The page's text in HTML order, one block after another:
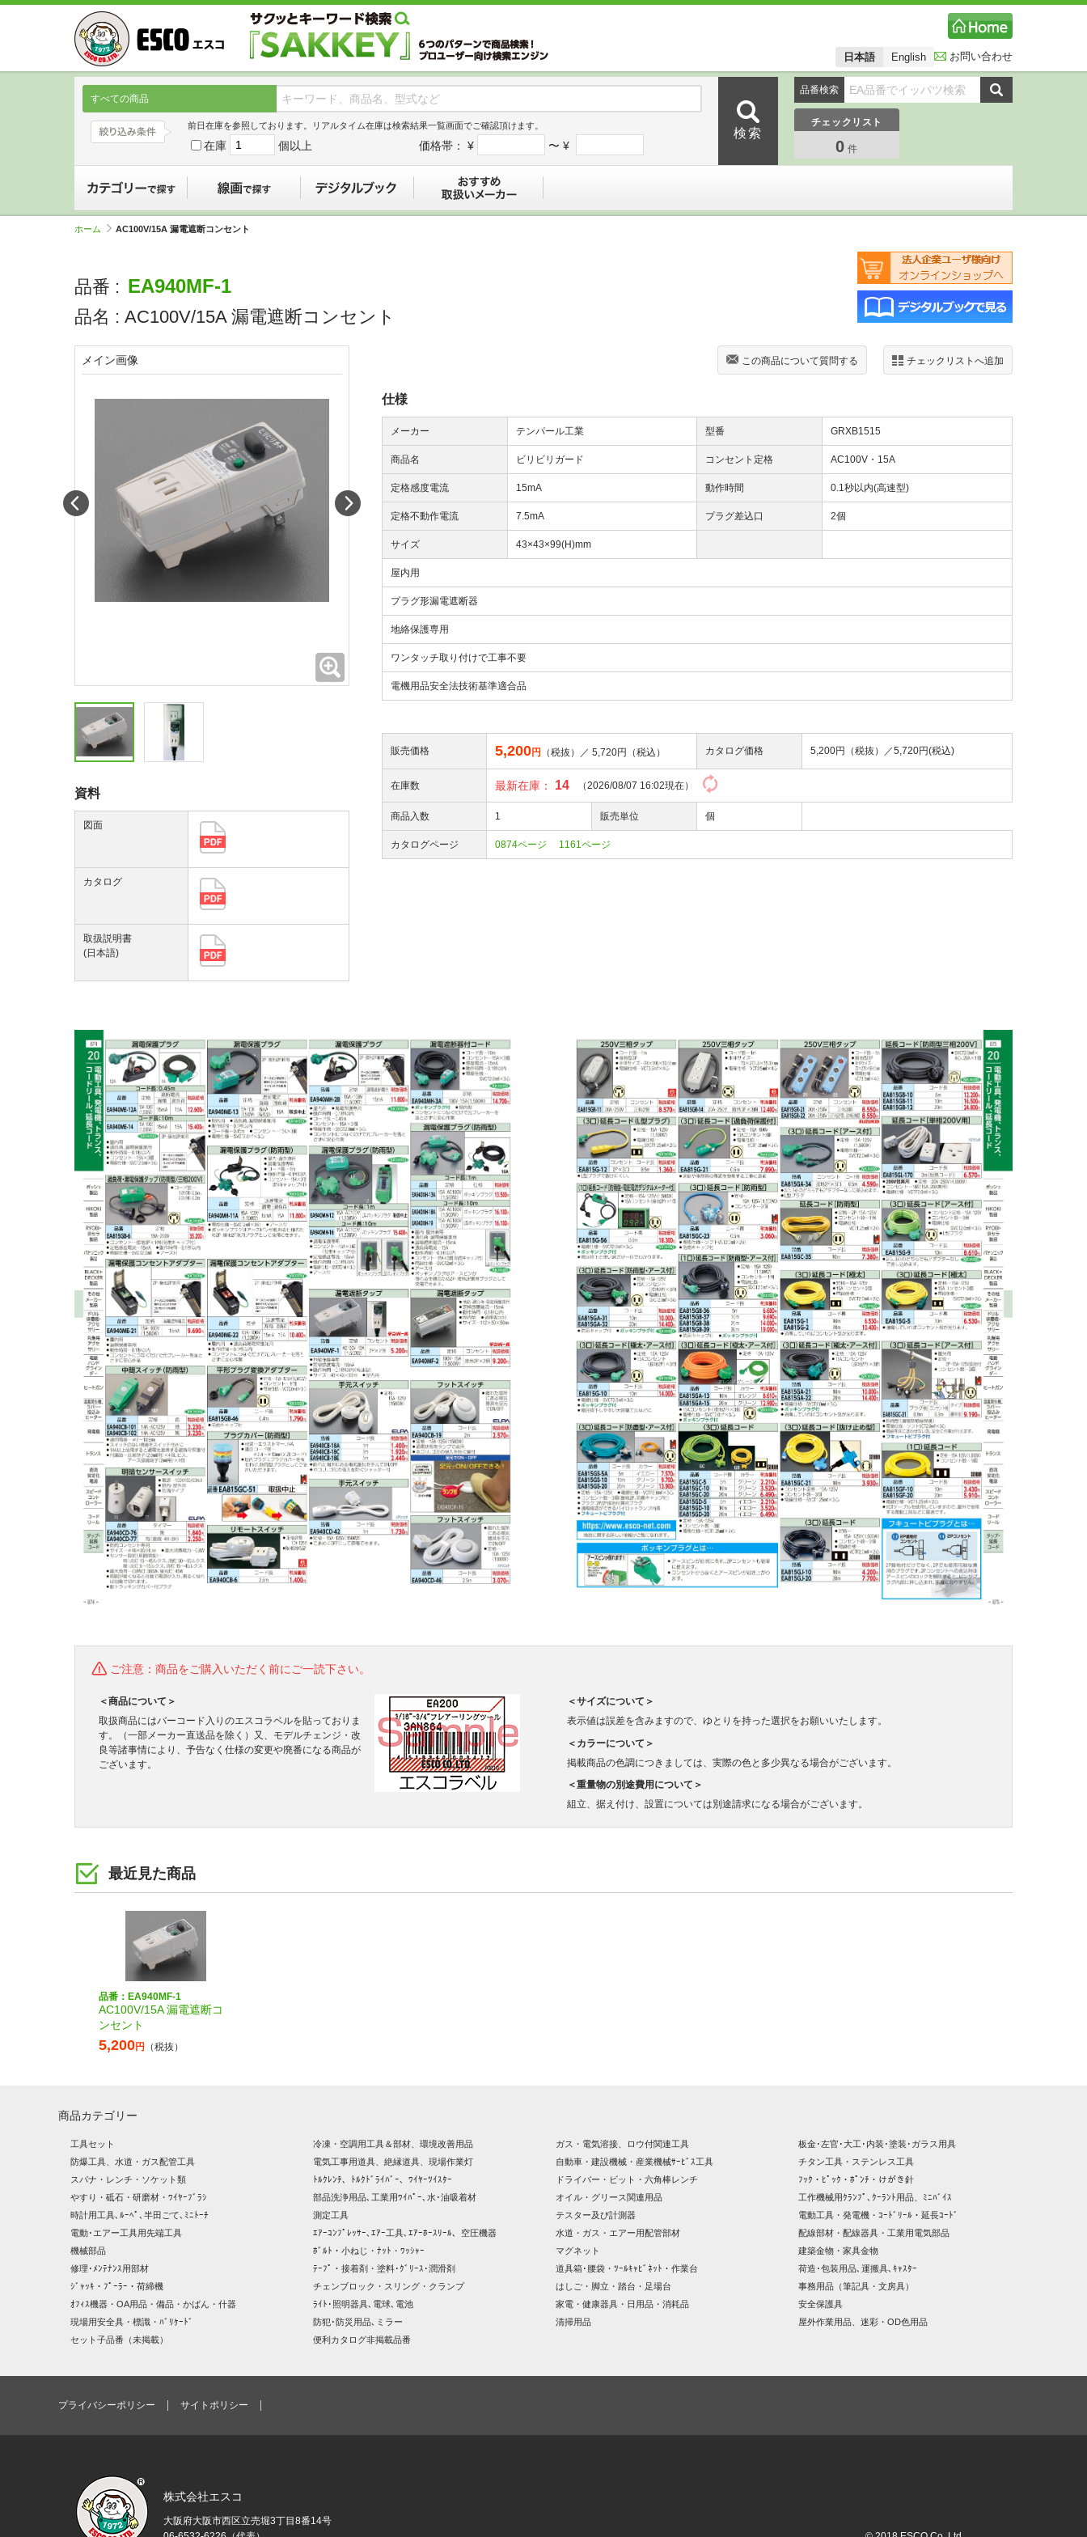
日本語 English お問い合わせ
すべての商品
前日在庫を参照しております。リアルタイム在庫は検索結果一覧画面でご確認頂けます。
在庫 個以上 価格帯： ¥ 〜 ¥
品番検索
チェックリスト
0 件
ホーム AC100V/15A 漏電遮断コンセント
品番 : EA940MF-1
品名 : AC100V/15A 漏電遮断コンセント
チェックリストへ追加
この商品について質問する
仕様
メーカー テンパール工業 型番 GRXB1515
商品名 ビリビリガード コンセント定格 AC100V・15A
定格感度電流 15mA 動作時間 0.1秒以内(高速型)
定格不動作電流 7.5mA プラグ差込口 2個
サイズ 43×43×99(H)mm
屋内用
プラグ形漏電遮断器
地絡保護専用
ワンタッチ取り付けで工事不要
電機用品安全法技術基準適合品
販売価格 5,200円 （税抜）／ 5,720円（税込） カタログ価格 5,200円（税抜）／5,720円(税込)
在庫数 最新在庫： 14 （2026/08/07 16:02現在）
商品入数 1 販売単位 個
カタログページ 0874ページ 1161ページ
メイン画像
資料
図面
カタログ
取扱説明書
(日本語)
ご注意：商品をご購入いただく前にご一読下さい。
＜商品について＞
取扱商品にはバーコード入りのエスコラベルを貼っておりま
す。（一部メーカー直送品を除く）又、モデルチェンジ・改
良等諸事情により、予告なく仕様の変更や廃番になる商品が
ございます。
＜サイズについて＞
表示値は誤差を含みますので、ゆとりを持った選択をお願いいたします。
＜カラーについて＞
掲載商品の色調につきましては、実際の色と多少異なる場合がございます。
＜重量物の別途費用について＞
組立、据え付け、設置については別途請求になる場合がございます。
最近見た商品
品番：EA940MF-1
AC100V/15A 漏電遮断コ
ンセント
5,200円 （税抜）
商品カテゴリー
工具セット 冷凍・空調用工具＆部材、環境改善用品 ガス・電気溶接、ロウ付関連工具
板金･左官･大工･内装･塗装･ガラス用具
防爆工具、水道・ガス配管工具
電気工事用道具、絶縁道具、現場作業灯 自動車・建設機械・産業機械ｻｰﾋﾞｽ工具
チタン工具・ステンレス工具
スパナ・レンチ・ソケット類
ﾄﾙｸﾚﾝﾁ、ﾄﾙｸﾄﾞﾗｲﾊﾞｰ、ﾜｲﾔｰﾂｲｽﾀｰ ドライバー・ビット・六角棒レンチ
ﾌｯｸ・ﾋﾟｯｸ・ﾎﾟﾝﾁ・けがき針
やすり・砥石・研磨材・ﾜｲﾔｰﾌﾞﾗｼ
部品洗浄用品､工業用ﾜｲﾊﾟｰ､水･油吸着材 オイル・グリース関連用品
工作機械用ｸﾗﾝﾌﾟ､ｸｰﾗﾝﾄ用品、ﾐﾆﾊﾞｲｽ
時計用工具､ﾙｰﾍﾟ､半田ごて､ﾐﾆﾄｰﾁ
測定工具 テスター及び計測器
電動工具・発電機・ｺｰﾄﾞﾘｰﾙ・延長ｺｰﾄﾞ
電動･エアー工具用先端工具
ｴｱｰｺﾝﾌﾟﾚｯｻｰ､ｴｱｰ工具､ｴｱｰﾎｰｽﾘｰﾙ、空圧機器 水道・ガス・エアー用配管部材
配線部材・配線器具・工業用電気部品
機械部品
ﾎﾞﾙﾄ・小ねじ・ﾅｯﾄ・ﾜｯｼｬｰ マグネット
建築金物・家具金物
修理･ﾒﾝﾃﾅﾝｽ用部材
ﾃｰﾌﾟ・接着剤・塗料･ｸﾞﾘｰｽ･潤滑剤 道具箱･腰袋・ﾂｰﾙｷｬﾋﾞﾈｯﾄ・作業台
荷造･包装用品､運搬具､ｷｬｽﾀｰ
ｼﾞｬｯｷ・ﾌﾟｰﾗｰ・荷締機
チェンブロック・スリング・クランプ はしご・脚立・踏台・足場台
事務用品（筆記具・文房具）
ｵﾌｨｽ機器・OA用品・備品・かばん・什器
ﾗｲﾄ･照明器具､電球､電池 家電・健康器具・日用品・消耗品
安全保護具
現場用安全具・標識・ﾊﾞﾘｹｰﾄﾞ
防犯･防災用品､ミラー 清掃用品
屋外作業用品、迷彩・OD色用品
セット子品番（未掲載）
便利カタログ非掲載品番
プライバシーポリシー サイトポリシー
株式会社エスコ
大阪府大阪市西区立売堀3丁目8番14号